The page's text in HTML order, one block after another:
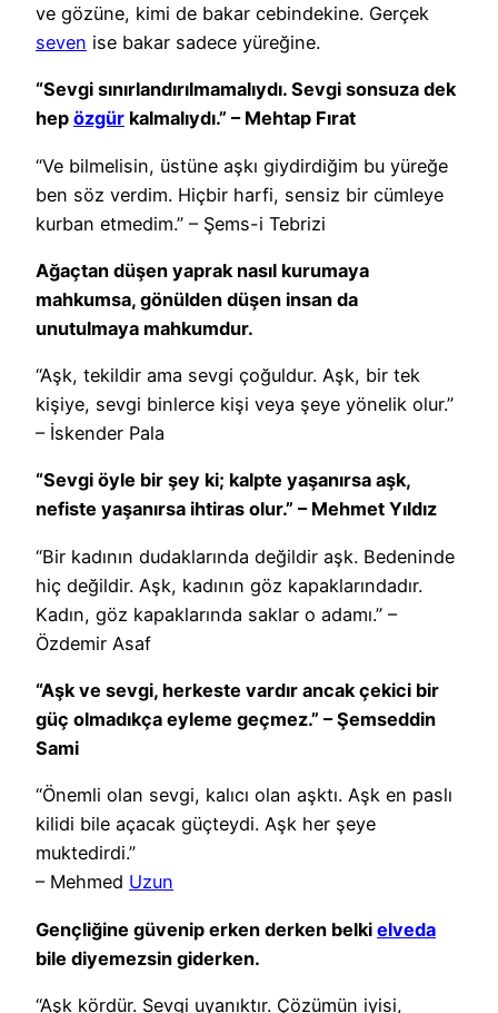
ve gözüne, kimi de bakar cebindekine. Gerçek
seven ise bakar sadece yüreğine.
“Sevgi sınırlandırılmamalıydı. Sevgi sonsuza dek
hep özgür kalmalıydı.” – Mehtap Fırat
“Ve bilmelisin, üstüne aşkı giydirdiğim bu yüreğe
ben söz verdim. Hiçbir harfi, sensiz bir cümleye
kurban etmedim.” – Şems-i Tebrizi
Ağaçtan düşen yaprak nasıl kurumaya
mahkumsa, gönülden düşen insan da
unutulmaya mahkumdur.
“Aşk, tekildir ama sevgi çoğuldur. Aşk, bir tek
kişiye, sevgi binlerce kişi veya şeye yönelik olur.”
– İskender Pala
“Sevgi öyle bir şey ki; kalpte yaşanırsa aşk,
nefiste yaşanırsa ihtiras olur.” – Mehmet Yıldız
“Bir kadının dudaklarında değildir aşk. Bedeninde
hiç değildir. Aşk, kadının göz kapaklarındadır.
Kadın, göz kapaklarında saklar o adamı.” –
Özdemir Asaf
“Aşk ve sevgi, herkeste vardır ancak çekici bir
güç olmadıkça eyleme geçmez.” – Şemseddin
Sami
“Önemli olan sevgi, kalıcı olan aşktı. Aşk en paslı
kilidi bile açacak güçteydi. Aşk her şeye
muktedirdi.”
– Mehmed Uzun
Gençliğine güvenip erken derken belki elveda
bile diyemezsin giderken.
“Aşk kördür. Sevgi uyanıktır. Çözümün iyisi,